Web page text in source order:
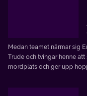
Medan teamet närmar sig
Trude och tvingar henne
mordplats och ger upp